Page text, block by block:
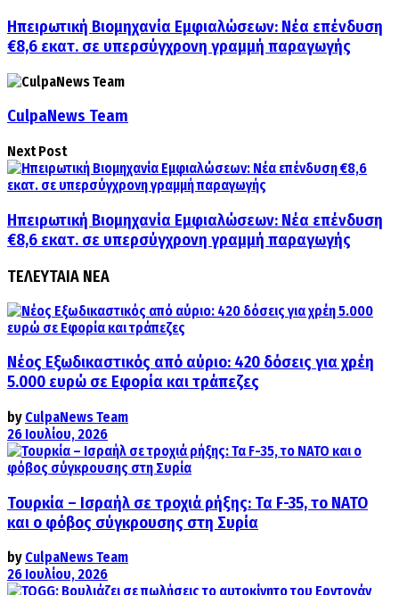
Ηπειρωτική Βιομηχανία Εμφιαλώσεων: Νέα επένδυση
€8,6 εκατ. σε υπερσύγχρονη γραμμή παραγωγής
CulpaNews Team
Next Post
Ηπειρωτική Βιομηχανία Εμφιαλώσεων: Νέα επένδυση
€8,6 εκατ. σε υπερσύγχρονη γραμμή παραγωγής
ΤΕΛΕΥΤΑΙΑ ΝΕΑ
Νέος Εξωδικαστικός από αύριο: 420 δόσεις για χρέη
5.000 ευρώ σε Εφορία και τράπεζες
by CulpaNews Team
26 Ιουλίου, 2026
Τουρκία – Ισραήλ σε τροχιά ρήξης: Τα F-35, το ΝΑΤΟ
και ο φόβος σύγκρουσης στη Συρία
by CulpaNews Team
26 Ιουλίου, 2026